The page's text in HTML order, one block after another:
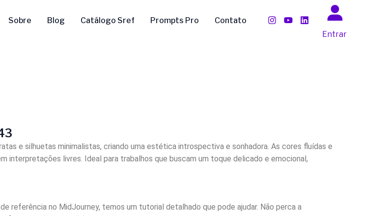
Sobre Blog Catálogo Sref Prompts Pro
Contato
Entrar
e silhuetas minimalistas, criando uma estética introspectiva e sonhadora. As cores fluídas e
interpretações livres. Ideal para trabalhos que buscam um toque delicado e emocional,
referência no MidJourney, temos um tutorial detalhado que pode ajudar. Não perca a